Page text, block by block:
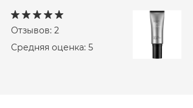
Отзывов: 2
Средняя оценка: 5